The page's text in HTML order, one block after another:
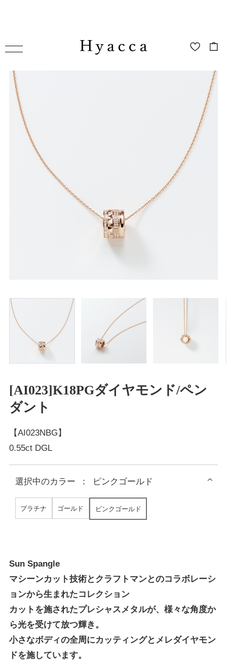
[AI023]K18PGダイヤモンド/ペン
ダント
【AI023NBG】
0.55ct DGL
選択中のカラー ： ピンクゴールド
プラチナ ゴールド ピンクゴールド
Sun Spangle
マシーンカット技術とクラフトマンとのコラボレーシ
ョンから生まれたコレクション
カットを施されたプレシャスメタルが、様々な角度か
ら光を受けて放つ輝き。
小さなボディの全周にカッティングとメレダイヤモン
ドを施しています。